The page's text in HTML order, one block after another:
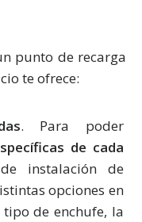
punto de recarga
te ofrece:
. Para poder
de cada
instalación de
opciones en
de enchufe, la